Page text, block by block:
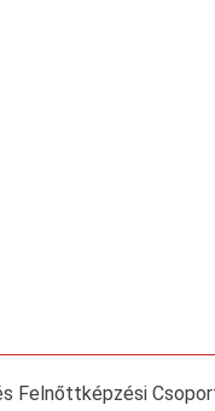
Felnőttképzési